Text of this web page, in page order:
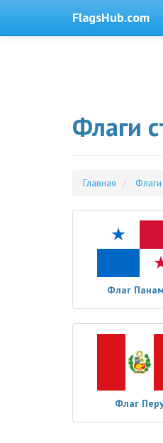
FlagsHub.com
Флаги
Главная Флаги
Флаг
Флаг